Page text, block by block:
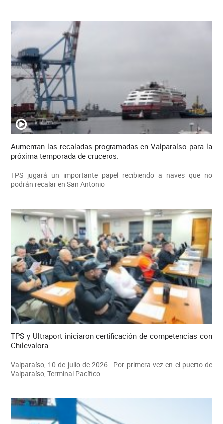
Aumentan las recaladas programadas en Valparaíso para la
próxima temporada de cruceros.
TPS jugará un importante papel recibiendo a naves que no
podrán recalar en San Antonio
TPS y Ultraport iniciaron certificación de competencias con
Chilevalora
Valparaíso, 10 de julio de 2026.- Por primera vez en el puerto de
Valparaíso, Terminal Pacífico...